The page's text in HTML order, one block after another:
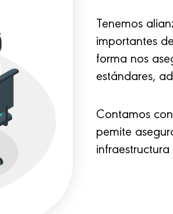
Tenemos
importantes
forma nos
estándares,
Contamos
pemite